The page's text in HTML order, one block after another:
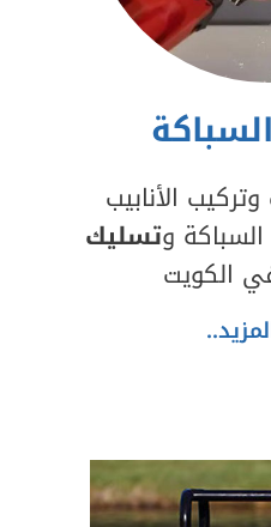
الأنابيب
وتسليك
الكويت